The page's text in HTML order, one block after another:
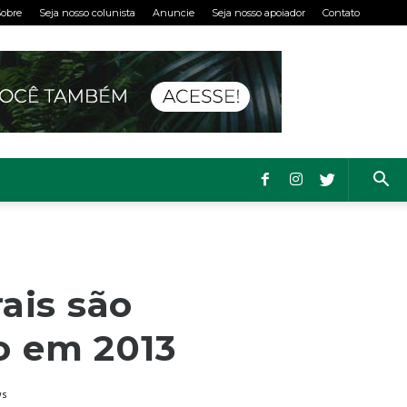
Seja nosso colunista Anuncie Seja nosso apoiador Contato
são
2013